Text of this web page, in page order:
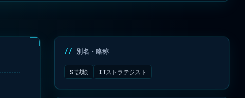
索
別名・略称
ST試験 ITストラテジスト